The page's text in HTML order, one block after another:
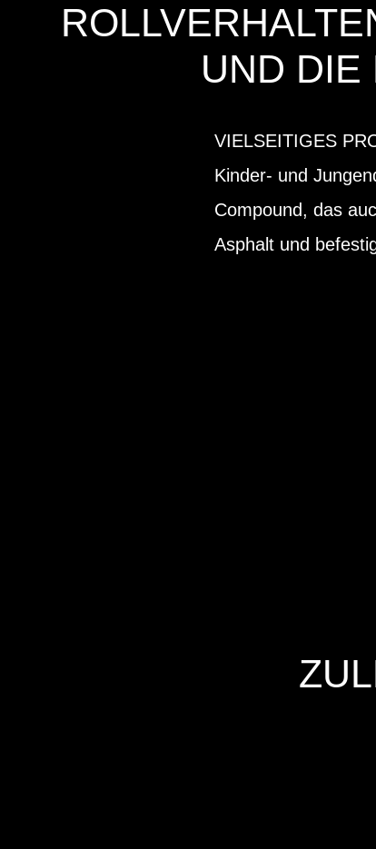
UND DIE
VIELSEITIGES
Kinder- und
Compound, das
Asphalt und